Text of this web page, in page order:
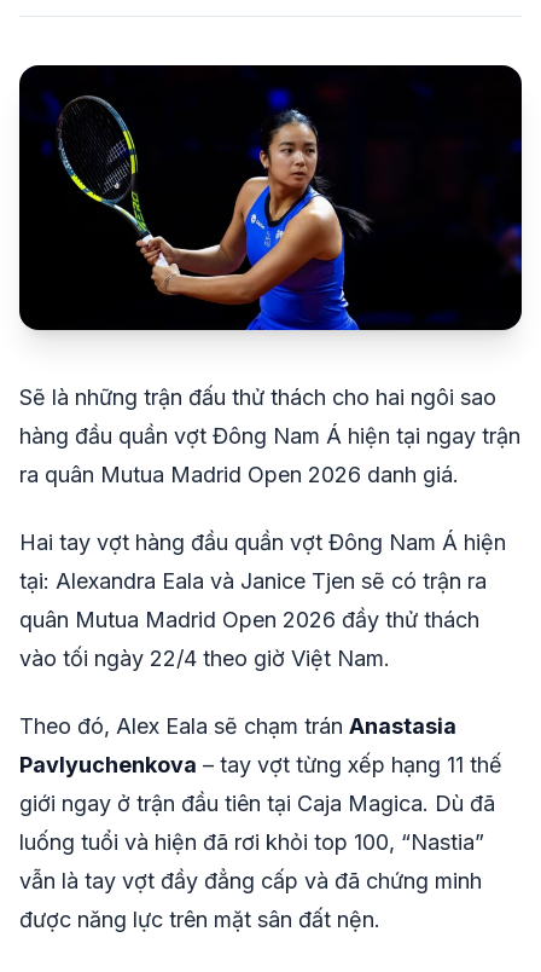
Sẽ là những trận đấu thử thách cho hai ngôi sao
hàng đầu quần vợt Đông Nam Á hiện tại ngay trận
ra quân Mutua Madrid Open 2026 danh giá.
Hai tay vợt hàng đầu quần vợt Đông Nam Á hiện
tại: Alexandra Eala và Janice Tjen sẽ có trận ra
quân Mutua Madrid Open 2026 đầy thử thách
vào tối ngày 22/4 theo giờ Việt Nam.
Theo đó, Alex Eala sẽ chạm trán Anastasia
Pavlyuchenkova – tay vợt từng xếp hạng 11 thế
giới ngay ở trận đầu tiên tại Caja Magica. Dù đã
luống tuổi và hiện đã rơi khỏi top 100, “Nastia”
vẫn là tay vợt đầy đẳng cấp và đã chứng minh
được năng lực trên mặt sân đất nện.